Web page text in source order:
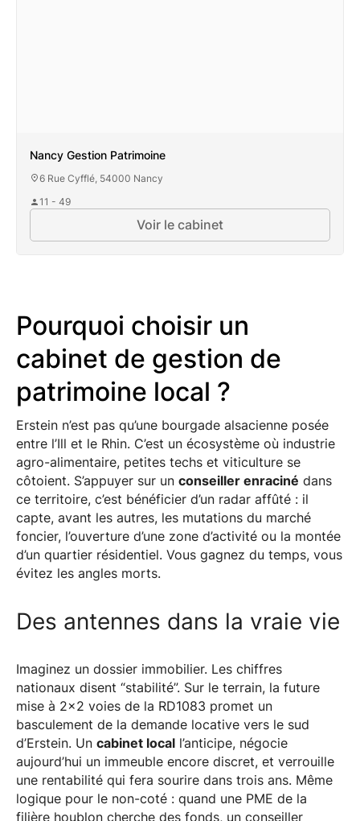
Nancy Gestion Patrimoine
6 Rue Cyfflé, 54000 Nancy
11 - 49
Voir le cabinet
Pourquoi choisir un
cabinet de gestion de
patrimoine local ?
Erstein n’est pas qu’une bourgade alsacienne posée
entre l’Ill et le Rhin. C’est un écosystème où industrie
agro-alimentaire, petites techs et viticulture se
côtoient. S’appuyer sur un conseiller enraciné dans
ce territoire, c’est bénéficier d’un radar affûté : il
capte, avant les autres, les mutations du marché
foncier, l’ouverture d’une zone d’activité ou la montée
d’un quartier résidentiel. Vous gagnez du temps, vous
évitez les angles morts.
Des antennes dans la vraie vie
Imaginez un dossier immobilier. Les chiffres
nationaux disent “stabilité”. Sur le terrain, la future
mise à 2×2 voies de la RD1083 promet un
basculement de la demande locative vers le sud
d’Erstein. Un cabinet locall’anticipe, négocie
aujourd’hui un immeuble encore discret, et verrouille
une rentabilité qui fera sourire dans trois ans. Même
logique pour le non-coté : quand une PME de la
filière houblon cherche des fonds, un conseiller